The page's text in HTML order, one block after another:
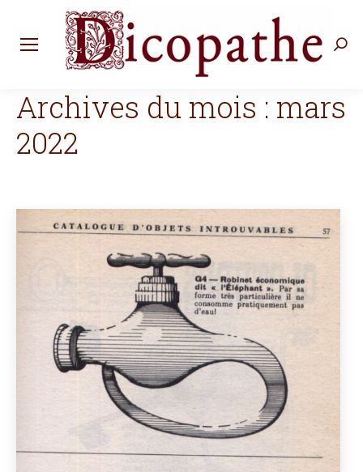
Archives du mois : mars
2022